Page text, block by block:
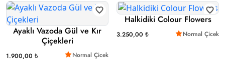
Ayaklı Vazoda Gül ve Kır
Çiçekleri
1.900,00 ₺ Normal Çicek
Halkidiki Colour Flowers
3.250,00 ₺ Normal Çicek